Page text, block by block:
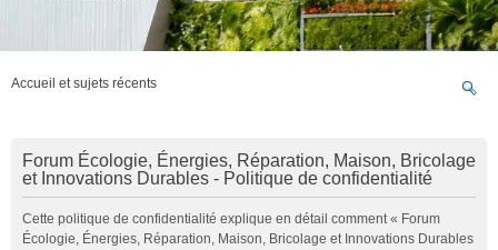
Accueil et sujets récents
Forum Écologie, Énergies, Réparation, Maison, Bricolage
et Innovations Durables - Politique de confidentialité
Cette politique de confidentialité explique en détail comment « Forum
Écologie, Énergies, Réparation, Maison, Bricolage et Innovations Durables